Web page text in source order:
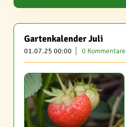
Gartenkalender Juli
01.07.25 00:00 0 Kommentare